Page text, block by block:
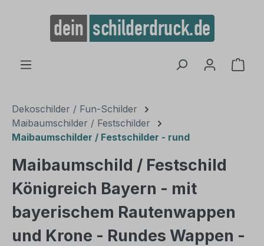
springen
Dekoschilder / Fun-Schilder
Maibaumschilder / Festschilder
Maibaumschilder / Festschilder - rund
Maibaumschild / Festschild
Königreich Bayern - mit
bayerischem Rautenwappen
und Krone - Rundes Wappen -